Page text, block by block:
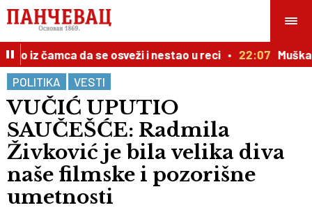
iz čamca da se osveži i nestao u reci 22:07
POLITIKA
VESTI
VUČIĆ UPUTIO
SAUČEŠĆE: Radmila
Živković je bila velika diva
naše filmske i pozorišne
umetnosti